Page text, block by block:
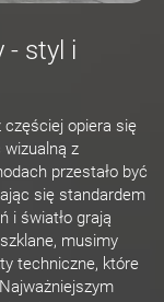
- styl i
częściej opiera się
wizualną z
przestało być
się standardem
i światło grają
musimy
techniczne, które